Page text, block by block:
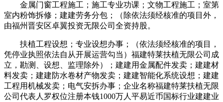
金属门窗工程施工；施工专业功课；文物工程施工；室第
室内粉饰拆修；建建劳务分包；（除依法须经核准的项目外，
由福州晋安区卓翼投资无限公司全资持股。
扶植工程设想；专业设想办事；（依法须经核准的项目，
凭停业执照依法自从开展运营勾当）福建特莱扶植无限公司成
立，勘测、设想、监理除外）；建建用金属配件发卖；建建材
料发卖；建建防水卷材产物发卖；建建智能化系统设想；建建
工程用机械发卖；电气安拆办事；企业名称福建特莱扶植无限
公司代表人罗权位注册本钱1000万人平易近币国标行业建建业